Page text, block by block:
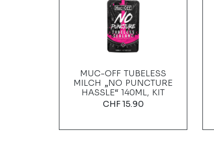
MUC-OFF TUBELESS
MILCH „NO PUNCTURE
HASSLE“ 140ML, KIT
CHF15.90